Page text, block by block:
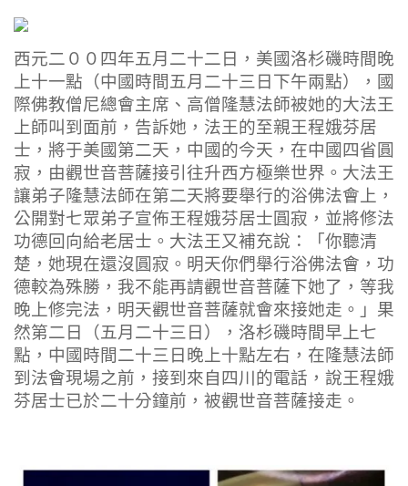
西元二００四年五月二十二日，美國洛杉磯時間晚
上十一點（中國時間五月二十三日下午兩點），國
際佛教僧尼總會主席、高僧隆慧法師被她的大法王
上師叫到面前，告訴她，法王的至親王程娥芬居
士，將于美國第二天，中國的今天，在中國四省圓
寂，由觀世音菩薩接引往升西方極樂世界。大法王
讓弟子隆慧法師在第二天將要舉行的浴佛法會上，
公開對七眾弟子宣佈王程娥芬居士圓寂，並將修法
功德回向給老居士。大法王又補充說：「你聽清
楚，她現在還沒圓寂。明天你們舉行浴佛法會，功
德較為殊勝，我不能再請觀世音菩薩下她了，等我
晚上修完法，明天觀世音菩薩就會來接她走。」果
然第二日（五月二十三日），洛杉磯時間早上七
點，中國時間二十三日晚上十點左右，在隆慧法師
到法會現場之前，接到來自四川的電話，說王程娥
芬居士已於二十分鐘前，被觀世音菩薩接走。